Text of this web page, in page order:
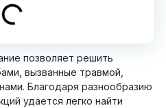
позволяет решить
вызванные травмой,
Благодаря разнообразию
удается легко найти